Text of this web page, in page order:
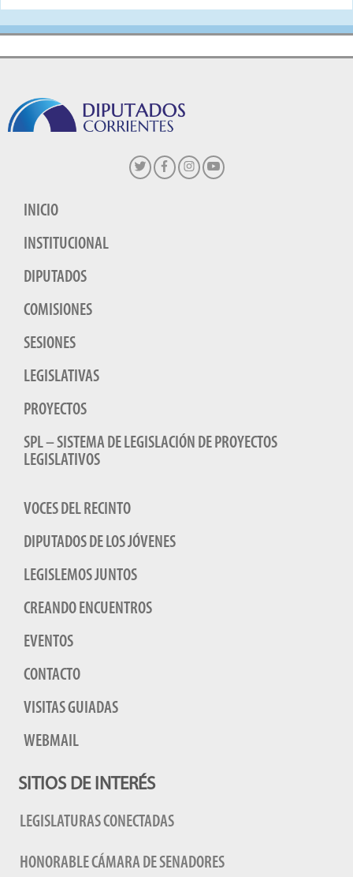
INICIO
INSTITUCIONAL
DIPUTADOS
COMISIONES
SESIONES
LEGISLATIVAS
PROYECTOS
SPL – SISTEMA DE LEGISLACIÓN DE PROYECTOS
LEGISLATIVOS
VOCES DEL RECINTO
DIPUTADOS DE LOS JÓVENES
LEGISLEMOS JUNTOS
CREANDO ENCUENTROS
EVENTOS
CONTACTO
VISITAS GUIADAS
WEBMAIL
SITIOS DE INTERÉS
LEGISLATURAS CONECTADAS
HONORABLE CÁMARA DE SENADORES